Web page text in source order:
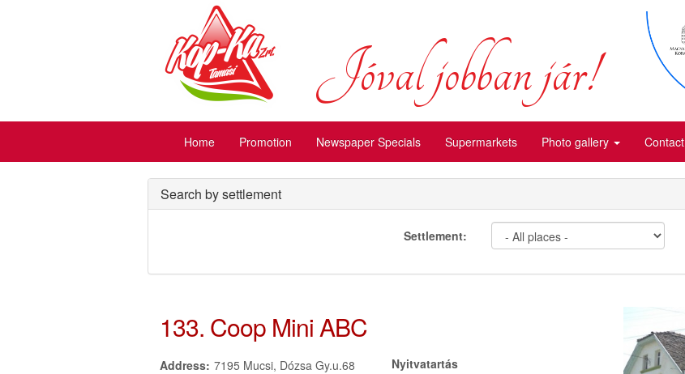
Jóval jobban jár!
Home Promotion Newspaper Specials Supermarkets Photo gallery Contact
Search by settlement
Settlement:
133. Coop Mini ABC
Address: 7195 Mucsi, Dózsa Gy.u.68
Nyitvatartás